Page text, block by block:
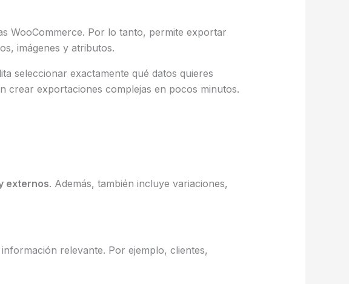
WooCommerce. Por lo tanto, permite exportar
imágenes y atributos.
seleccionar exactamente qué datos quieres
crear exportaciones complejas en pocos minutos.
externos. Además, también incluye variaciones,
relevante. Por ejemplo, clientes,